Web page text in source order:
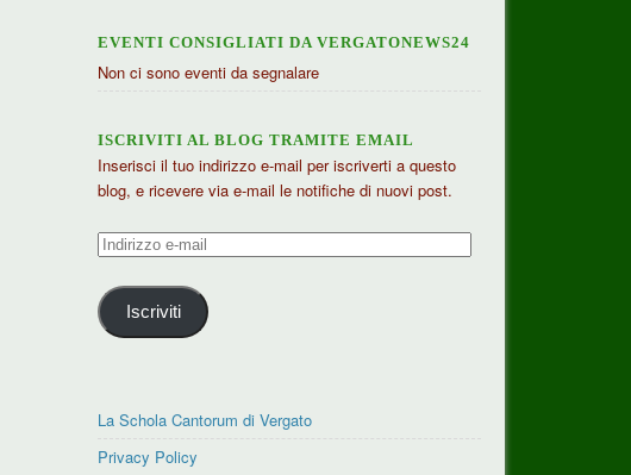
EVENTI CONSIGLIATI DA VERGATONEWS24
Non ci sono eventi da segnalare
ISCRIVITI AL BLOG TRAMITE EMAIL
Inserisci il tuo indirizzo e-mail per iscriverti a questo
blog, e ricevere via e-mail le notifiche di nuovi post.
Indirizzo
mail
Iscriviti
La Schola Cantorum di Vergato
Privacy Policy